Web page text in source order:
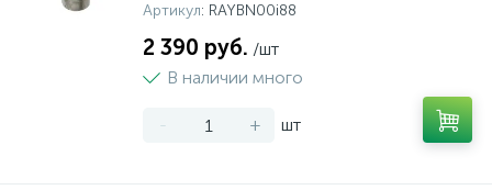
Артикул: RAYBN00i88
2 390 руб. /шт
В наличии много
- + шт